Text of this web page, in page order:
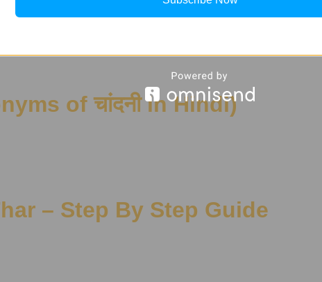
of चांदनी in Hindi)
– Step By Step Guide